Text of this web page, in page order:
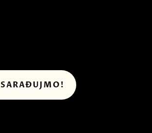
SARAĐUJMO!